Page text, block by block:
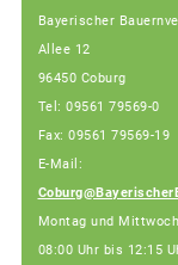
Bayerischer
Allee 12
96450 Coburg
Tel: 09561 79569-0
Fax: 09561 79569-19
E-Mail:
Montag und Mittwoch
08:00 Uhr bis 12:15